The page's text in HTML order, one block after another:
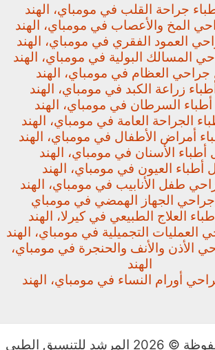
جراحة القلب في مومباي، الهند
المخ والأعصاب في مومباي، الهند
العمود الفقري في مومباي، الهند
المسالك البولية في مومباي، الهند
العظام في مومباي، الهند
زراعة الكبد في مومباي، الهند
السرطان في مومباي، الهند
الجراحة العامة في مومباي، الهند
أمراض الأطفال في مومباي، الهند
الأسنان في مومباي، الهند
أطباء العيون في مومباي، الهند
طفل الأنابيب في مومباي، الهند
الجهاز الهمضي في مومباي
العلاج الطبيعي في كيرلا، الهند
التجميلية في مومباي، الهند
الأذن والأنف والحنجرة في مومباي،
الهند
أورام النساء في مومباي، الهند
للتنسيق الطبي